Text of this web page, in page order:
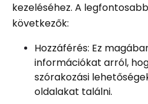
kezeléséhez. A
következők:
Hozzáférés: Ez
információkat arról,
szórakozási
oldalakat találni.